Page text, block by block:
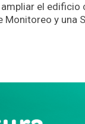
el
Monitoreo y una